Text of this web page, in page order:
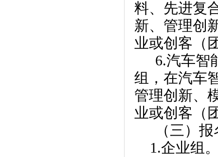
料、先进复
新、管理创
业或创客（
6.汽车智
组，在汽车
管理创新、
业或创客（
（三）
1.企业组